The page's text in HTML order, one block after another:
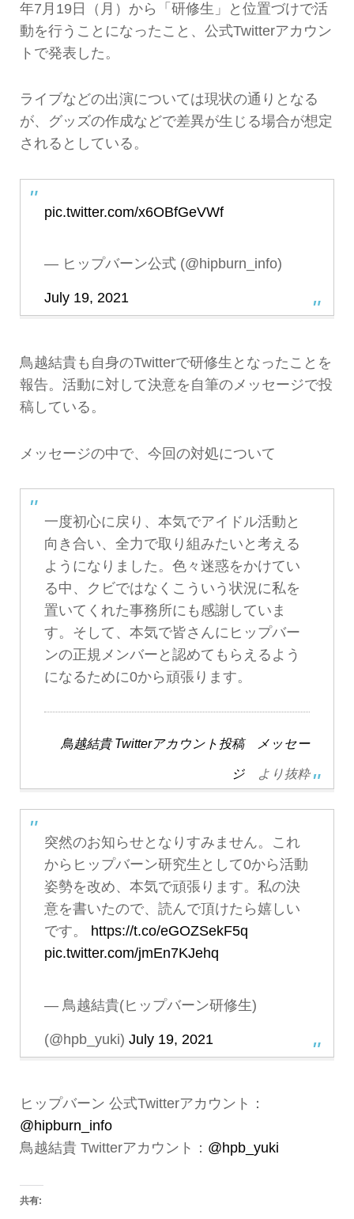
年7月19日（月）から「研修生」と位置づけで活
動を行うことになったこと、公式Twitterアカウン
トで発表した。
ライブなどの出演については現状の通りとなる
が、グッズの作成などで差異が生じる場合が想定
されるとしている。
pic.twitter.com/x6OBfGeVWf
— ヒップバーン公式 (@hipburn_info)
July 19, 2021
鳥越結貴も自身のTwitterで研修生となったことを
報告。活動に対して決意を自筆のメッセージで投
稿している。
メッセージの中で、今回の対処について
一度初心に戻り、本気でアイドル活動と
向き合い、全力で取り組みたいと考える
ようになりました。色々迷惑をかけてい
る中、クビではなくこういう状況に私を
置いてくれた事務所にも感謝していま
す。そして、本気で皆さんにヒップバー
ンの正規メンバーと認めてもらえるよう
になるために0から頑張ります。
鳥越結貴 Twitterアカウント投稿 メッセー
ジ より抜粋
突然のお知らせとなりすみません。これ
からヒップバーン研究生として0から活動
姿勢を改め、本気で頑張ります。私の決
意を書いたので、読んで頂けたら嬉しい
です。
https://t.co/eGOZSekF5q
pic.twitter.com/jmEn7KJehq
— 鳥越結貴(ヒップバーン研修生)
(@hpb_yuki) July 19, 2021
ヒップバーン 公式Twitterアカウント：
@hipburn_info
鳥越結貴 Twitterアカウント： @hpb_yuki
共有: